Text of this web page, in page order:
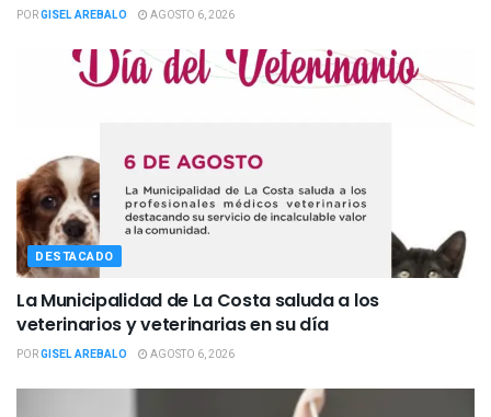
PORGISEL AREBALO AGOSTO 6, 2026
DESTACADO
La Municipalidad de La Costa saluda a los
veterinarios y veterinarias en su día
PORGISEL AREBALO AGOSTO 6, 2026